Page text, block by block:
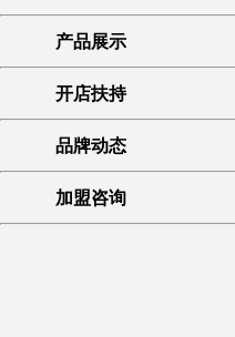
产品展示
开店扶持
品牌动态
加盟咨询